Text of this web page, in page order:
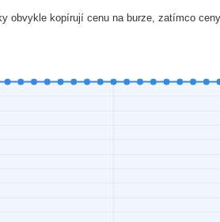
obvykle kopírují cenu na burze, zatímco